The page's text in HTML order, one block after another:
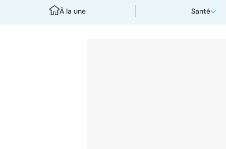
À la une Santé